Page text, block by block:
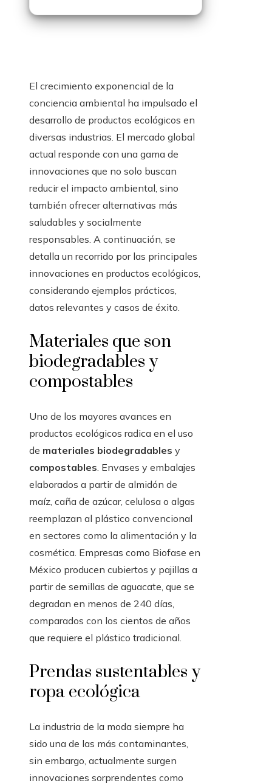
El crecimiento exponencial de la
conciencia ambiental ha impulsado el
desarrollo de productos ecológicos en
diversas industrias. El mercado global
actual responde con una gama de
innovaciones que no solo buscan
reducir el impacto ambiental, sino
también ofrecer alternativas más
saludables y socialmente
responsables. A continuación, se
detalla un recorrido por las principales
innovaciones en productos ecológicos,
considerando ejemplos prácticos,
datos relevantes y casos de éxito.
Materiales que son
biodegradables y
compostables
Uno de los mayores avances en
productos ecológicos radica en el uso
de materiales biodegradables y
compostables. Envases y embalajes
elaborados a partir de almidón de
maíz, caña de azúcar, celulosa o algas
reemplazan al plástico convencional
en sectores como la alimentación y la
cosmética. Empresas como Biofase en
México producen cubiertos y pajillas a
partir de semillas de aguacate, que se
degradan en menos de 240 días,
comparados con los cientos de años
que requiere el plástico tradicional.
Prendas sustentables y
ropa ecológica
La industria de la moda siempre ha
sido una de las más contaminantes,
sin embargo, actualmente surgen
innovaciones sorprendentes como